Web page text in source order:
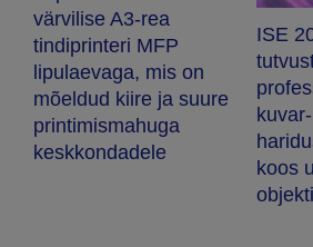
on
suure
ISE 2026: Epson
tutvustab uusi
professionaalseid
kuvar- ja
haridusprojektoreid